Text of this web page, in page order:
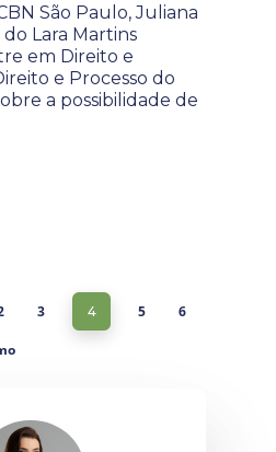
São Paulo, Juliana
Lara Martins
em Direito e
e Processo do
a possibilidade de
3 4 5 6